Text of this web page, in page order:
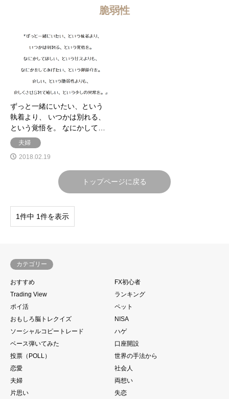
脆弱性
ずっと一緒にいたい、という
執着より、 いつかは別れる、
という覚悟を。 なにかして…
夫婦
2018.02.19
トップページに戻る
1件中 1件を表示
カテゴリー
おすすめ
FX初心者
Trading View
ランキング
ポイ活
ペット
おもしろ脳トレクイズ
NISA
ソーシャルコピートレード
ハゲ
ベース弾いてみた
口座開設
投票（POLL）
世界の手法から
恋愛
社会人
夫婦
両想い
片思い
失恋